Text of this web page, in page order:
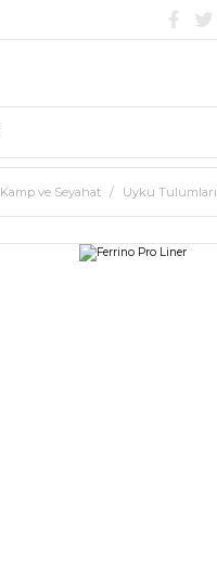
Kamp ve Seyahat Uyku Tulumları